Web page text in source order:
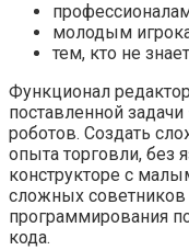
молодым
тем, кто не
Функционал
поставленной
роботов. Создать
опыта торговли, без
конструкторе с
сложных советников
программирования
кода.